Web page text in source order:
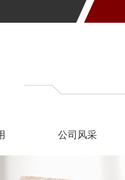
公司风采